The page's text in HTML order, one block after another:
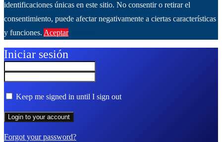
identificaciones únicas en este sitio. No consentir o retirar el
consentimiento, puede afectar negativamente a ciertas características
y funciones. Aceptar
Iniciar sesión
Keep me signed in until I sign out
Forgot your password?